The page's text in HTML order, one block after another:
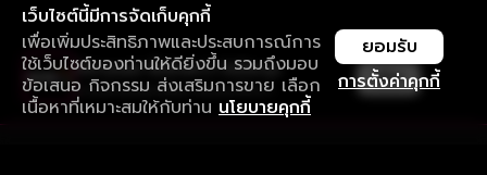
เว็บไซต์นี้มีการจัดเก็บคุกกี้
เพื่อเพิ่มประสิทธิภาพและประสบการณ์การ
ใช้เว็บไซต์ของท่านให้ดียิ่งขึ้น รวมถึงมอบ
ข้อเสนอ กิจกรรม ส่งเสริมการขาย เลือก
เนื้อหาที่เหมาะสมให้กับท่าน นโยบายคุกกี้
การตั้งค่าคุกกี้
ยอมรับ
ใช้งานแอป ลื่นไหลกว่า ไม่มีสะดุด
ดาวน์โหลดแอปเพื่อการรับชมที่ดีกว่า เปิด